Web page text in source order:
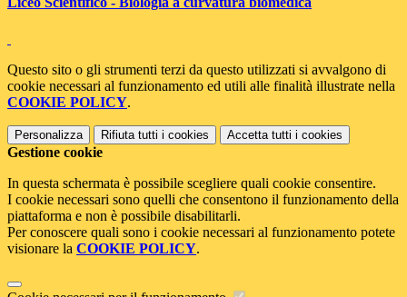
Questo sito o gli strumenti terzi da questo utilizzati si avvalgono di
cookie necessari al funzionamento ed utili alle finalità illustrate nella
COOKIE POLICY.
Personalizza Rifiuta tutti i cookies Accetta tutti i cookies
Gestione cookie
In questa schermata è possibile scegliere quali cookie consentire.
I cookie necessari sono quelli che consentono il funzionamento della
piattaforma e non è possibile disabilitarli.
Per conoscere quali sono i cookie necessari al funzionamento potete
visionare la COOKIE POLICY.